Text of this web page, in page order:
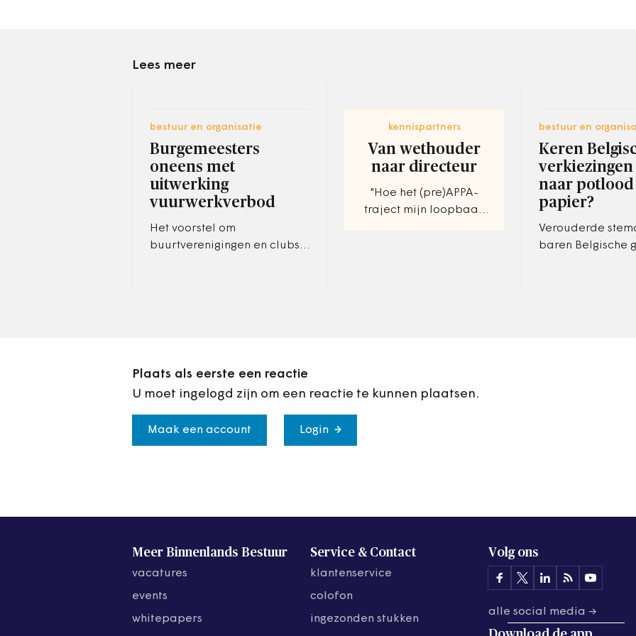
Lees meer
bestuur en organisatie
Burgemeesters
oneens met
uitwerking
vuurwerkverbod
Het voorstel om
buurtverenigingen en clubs
kennispartners
Van wethouder
naar directeur
"Hoe het (pre)APPA-
traject mijn loopbaan
bestuur en
Keren
verkiezingen
naar potlood
papier?
Verouderde
baren Belgische
Plaats als eerste een reactie
U moet ingelogd zijn om een reactie te kunnen plaatsen.
Maak een account Login
Meer Binnenlands Bestuur
vacatures
events
whitepapers
Service & Contact
klantenservice
colofon
ingezonden stukken
Volg ons
alle social media →